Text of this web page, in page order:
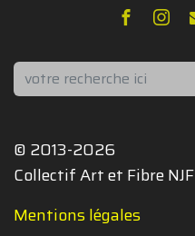
Rechercher
© 2013-2026
Collectif Art et Fibre NJF
Mentions légales